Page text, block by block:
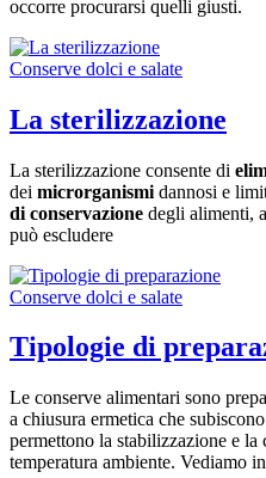
occorre procurarsi quelli giusti.
Conserve dolci e salate
La sterilizzazione
La sterilizzazione consente di
dei microrganismi dannosi e
di conservazione degli alimenti,
può escludere
Conserve dolci e salate
Tipologie di
Le conserve alimentari sono
a chiusura ermetica che
permettono la stabilizzazione e
temperatura ambiente. Vediamo